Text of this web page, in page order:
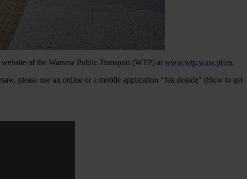
of the Warsaw Public Transport (WTP) at www.wtp.waw.pl/en.
please use an online or a mobile application "Jak dojadę" (How to get